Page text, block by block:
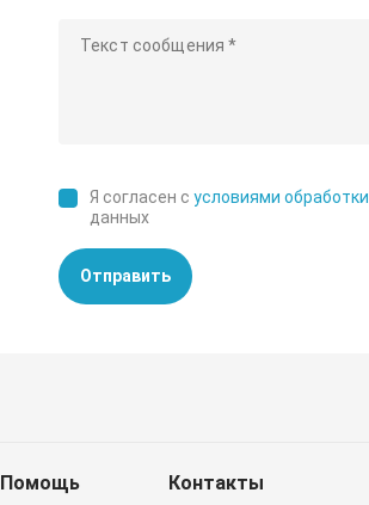
Я согласен сусловиями обработки
данных
Отправить
Помощь
Контакты